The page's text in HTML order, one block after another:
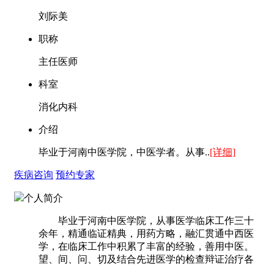
刘际美
职称
主任医师
科室
消化内科
介绍
毕业于河南中医学院，中医学者。从事..[详细]
疾病咨询 预约专家
个人简介
毕业于河南中医学院，从事医学临床工作三十
余年，精通临证精典，用药方略，融汇贯通中西医
学，在临床工作中积累了丰富的经验，善用中医。
望、间、问、切及结合先进医学的检查辩证治疗各